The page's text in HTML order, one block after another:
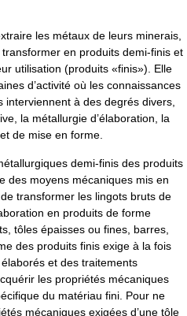
les métaux de leurs minerais,
en produits demi-finis et
utilisation (produits «finis»). Elle
d’activité où les connaissances
à des degrés divers,
la métallurgie d’élaboration, la
de mise en forme.
demi-finis des produits
des moyens mécaniques mis en
transformer les lingots bruts de
en produits de forme
tôles épaisses ou fines, barres,
des produits finis exige à la fois
et des traitements
les propriétés mécaniques
du matériau fini. Pour ne
mécaniques exigées d’une tôle